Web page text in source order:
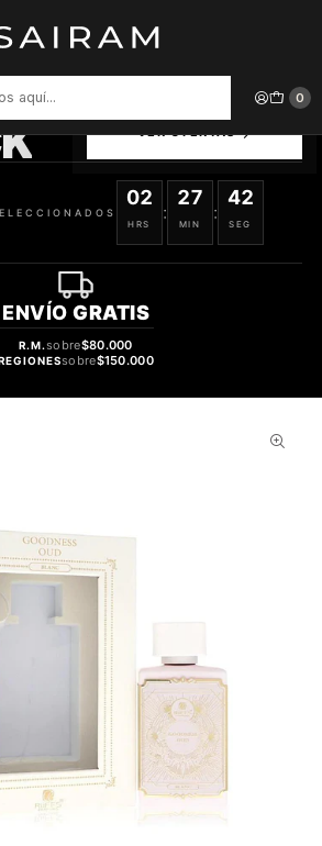
0
Oud Blanc Unisex Edp 100 ml
SELECCIONADOS
02
HRS
:
27
MIN
:
42
SEG
ENVÍO GRATIS
R.M.sobre$80.000
sobre$150.000